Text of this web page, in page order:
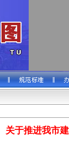
关于推进我市